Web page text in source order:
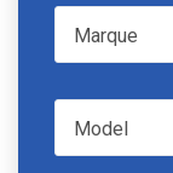
MarqueMarque
ModelModel